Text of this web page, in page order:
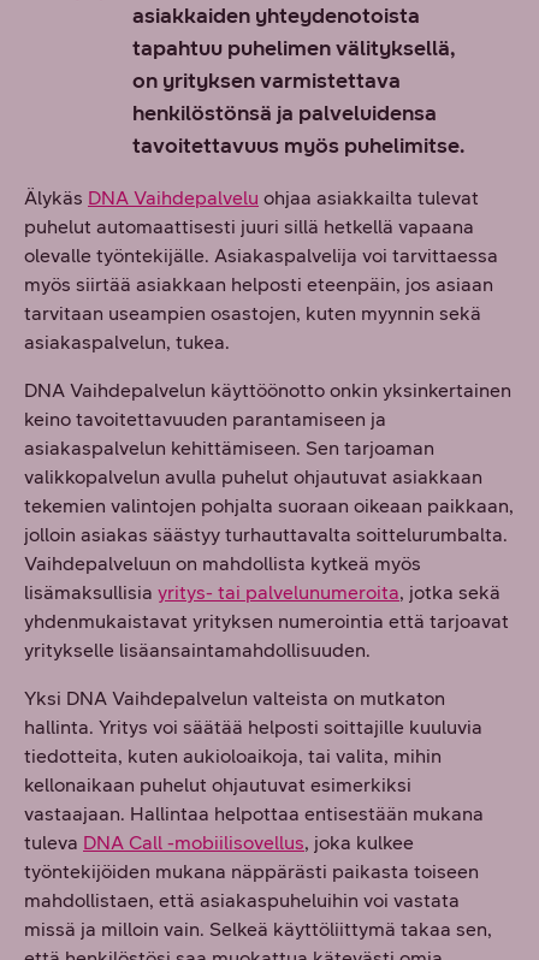
asiakkaiden yhteydenotoista
tapahtuu puhelimen välityksellä,
on yrityksen varmistettava
henkilöstönsä ja palveluidensa
tavoitettavuus myös puhelimitse.
Älykäs DNA Vaihdepalvelu ohjaa asiakkailta tulevat
puhelut automaattisesti juuri sillä hetkellä vapaana
olevalle työntekijälle. Asiakaspalvelija voi tarvittaessa
myös siirtää asiakkaan helposti eteenpäin, jos asiaan
tarvitaan useampien osastojen, kuten myynnin sekä
asiakaspalvelun, tukea.
DNA Vaihdepalvelun käyttöönotto onkin yksinkertainen
keino tavoitettavuuden parantamiseen ja
asiakaspalvelun kehittämiseen. Sen tarjoaman
valikkopalvelun avulla puhelut ohjautuvat asiakkaan
tekemien valintojen pohjalta suoraan oikeaan paikkaan,
jolloin asiakas säästyy turhauttavalta soittelurumbalta.
Vaihdepalveluun on mahdollista kytkeä myös
lisämaksullisia yritys- tai palvelunumeroita, jotka sekä
yhdenmukaistavat yrityksen numerointia että tarjoavat
yritykselle lisäansaintamahdollisuuden.
Yksi DNA Vaihdepalvelun valteista on mutkaton
hallinta. Yritys voi säätää helposti soittajille kuuluvia
tiedotteita, kuten aukioloaikoja, tai valita, mihin
kellonaikaan puhelut ohjautuvat esimerkiksi
vastaajaan. Hallintaa helpottaa entisestään mukana
tuleva DNA Call -mobiilisovellus, joka kulkee
työntekijöiden mukana näppärästi paikasta toiseen
mahdollistaen, että asiakaspuheluihin voi vastata
missä ja milloin vain. Selkeä käyttöliittymä takaa sen,